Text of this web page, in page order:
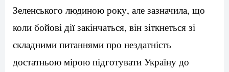
Зеленського людиною року, але зазначила, що
коли бойові дії закінчаться, він зіткнеться зі
складними питаннями про нездатність
достатньою мірою підготувати Україну до